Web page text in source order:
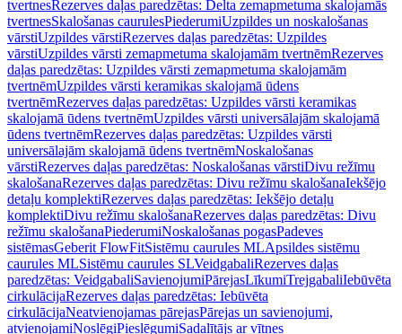
tvertnesRezerves daļas paredzētas: Delta zemapmetuma skalojamās
tvertnesSkalošanas caurulesPiederumiUzpildes un noskalošanas
vārstiUzpildes vārstiRezerves daļas paredzētas: Uzpildes
vārstiUzpildes vārsti zemapmetuma skalojamām tvertnēmRezerves
daļas paredzētas: Uzpildes vārsti zemapmetuma skalojamām
tvertnēmUzpildes vārsti keramikas skalojamā ūdens
tvertnēmRezerves daļas paredzētas: Uzpildes vārsti keramikas
skalojamā ūdens tvertnēmUzpildes vārsti universālajām skalojamā
ūdens tvertnēmRezerves daļas paredzētas: Uzpildes vārsti
universālajām skalojamā ūdens tvertnēmNoskalošanas
vārstiRezerves daļas paredzētas: Noskalošanas vārstiDivu režīmu
skalošanaRezerves daļas paredzētas: Divu režīmu skalošanaIekšējo
detaļu komplektiRezerves daļas paredzētas: Iekšējo detaļu
komplektiDivu režīmu skalošanaRezerves daļas paredzētas: Divu
režīmu skalošanaPiederumiNoskalošanas pogasPadeves
sistēmasGeberit FlowFitSistēmu caurules MLApsildes sistēmu
caurules MLSistēmu caurules SLVeidgabaliRezerves daļas
paredzētas: VeidgabaliSavienojumiPārejasLīkumiTrejgabaliIebūvēta
cirkulācijaRezerves daļas paredzētas: Iebūvēta
cirkulācijaNeatvienojamas pārejasPārejas un savienojumi,
atvienojamiNoslēgiPieslēgumiSadalītājs ar vītnes